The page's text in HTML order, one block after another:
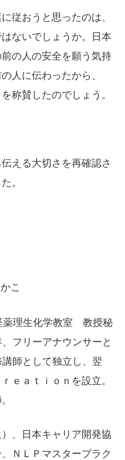
従おうと思ったのは、
ないでしょうか。日本
の人の安全を願う気持
人に伝わったから、
称賛したのでしょう。
える大切さを再確認さ
。
こ
薬理生化学教室 教授秘
フリーアナウンサーと
師として独立し、翌
ｅａｔｉｏｎを設立。
、日本キャリア開発協
ＮＬＰマスタープラク